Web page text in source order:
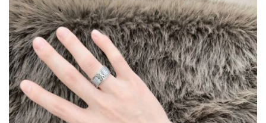
ザ
ー
登
録
ン
オ
ー
ダ
ー
お
知
ら
yoyocopys@gmail.com
当店は正真正銘のn級スーパーコピーのみ取扱い。最高品質の再現度を
📢 2026春の新作続々更新中！期間中のご注文でお得な割引をご利用いただ
📢 新作入荷！ルイ・ヴィトンスーパーコピー バッグ最新モデルが登場。